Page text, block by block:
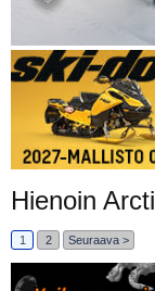
Hienoin
1 2 Seuraava >